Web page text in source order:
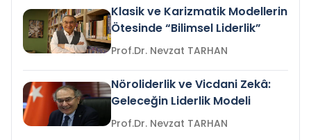
Klasik ve Karizmatik Modellerin
Ötesinde “Bilimsel Liderlik”
Prof.Dr. Nevzat TARHAN
Nöroliderlik ve Vicdani Zekâ:
Geleceğin Liderlik Modeli
Prof.Dr. Nevzat TARHAN